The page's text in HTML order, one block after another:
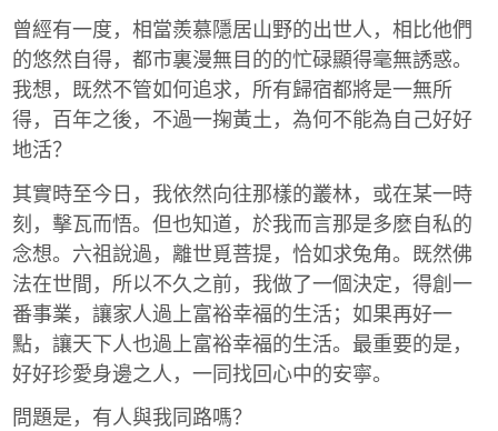
曾經有一度，相當羨慕隱居山野的出世人，相比他們
的悠然自得，都市裏漫無目的的忙碌顯得毫無誘惑。
我想，既然不管如何追求，所有歸宿都將是一無所
得，百年之後，不過一掬黃土，為何不能為自己好好
地活？
其實時至今日，我依然向往那樣的叢林，或在某一時
刻，擊瓦而悟。但也知道，於我而言那是多麽自私的
念想。六祖說過，離世覓菩提，恰如求兔角。既然佛
法在世間，所以不久之前，我做了一個決定，得創一
番事業，讓家人過上富裕幸福的生活；如果再好一
點，讓天下人也過上富裕幸福的生活。最重要的是，
好好珍愛身邊之人，一同找回心中的安寧。
問題是，有人與我同路嗎？